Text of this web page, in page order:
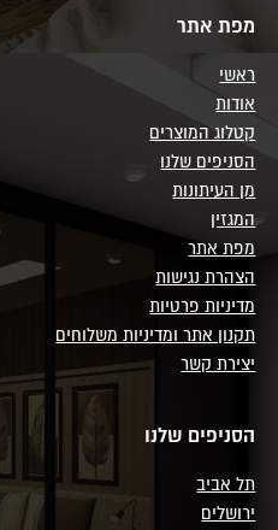
מפת אתר
ראשי
אודות
קטלוג המוצרים
הסניפים שלנו
מן העיתונות
המגזין
מפת אתר
הצהרת נגישות
מדיניות פרטיות
תקנון אתר ומדיניות משלוחים
יצירת קשר
הסניפים שלנו
תל אביב
ירושלים